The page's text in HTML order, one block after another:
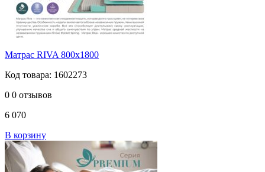
Матрас RIVA 800х1800
Код товара: 1602273
0 0 отзывов
6 070
В корзину